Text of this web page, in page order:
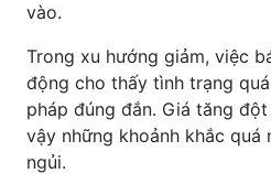
vào.
Trong xu hướng giảm, việc
động cho thấy tình trạng
pháp đúng đắn. Giá tăng
vậy những khoảnh khắc quá
ngủi.